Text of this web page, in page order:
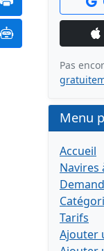
Pas
Menu
Accueil
Navires
Tarifs
Ajouter